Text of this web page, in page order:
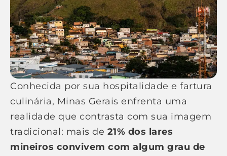
Conhecida por sua hospitalidade e fartura
culinária, Minas Gerais enfrenta uma
realidade que contrasta com sua imagem
tradicional: mais de 21% dos lares
mineiros convivem com algum grau de